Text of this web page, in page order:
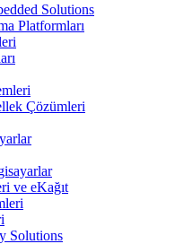
Solutions
Platformları
Çözümleri
ve eKağıt
Solutions